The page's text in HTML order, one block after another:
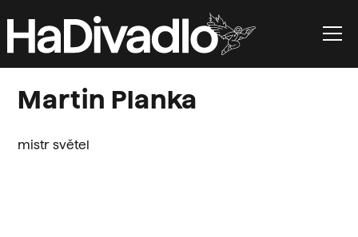
Martin Planka
mistr světel